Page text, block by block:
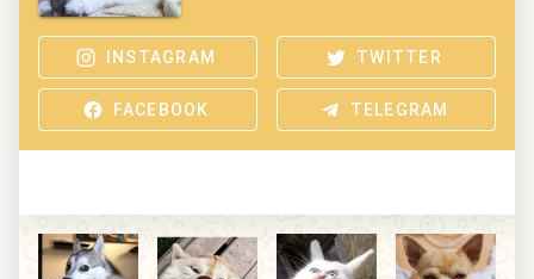
INSTAGRAM TWITTER
FACEBOOK TELEGRAM